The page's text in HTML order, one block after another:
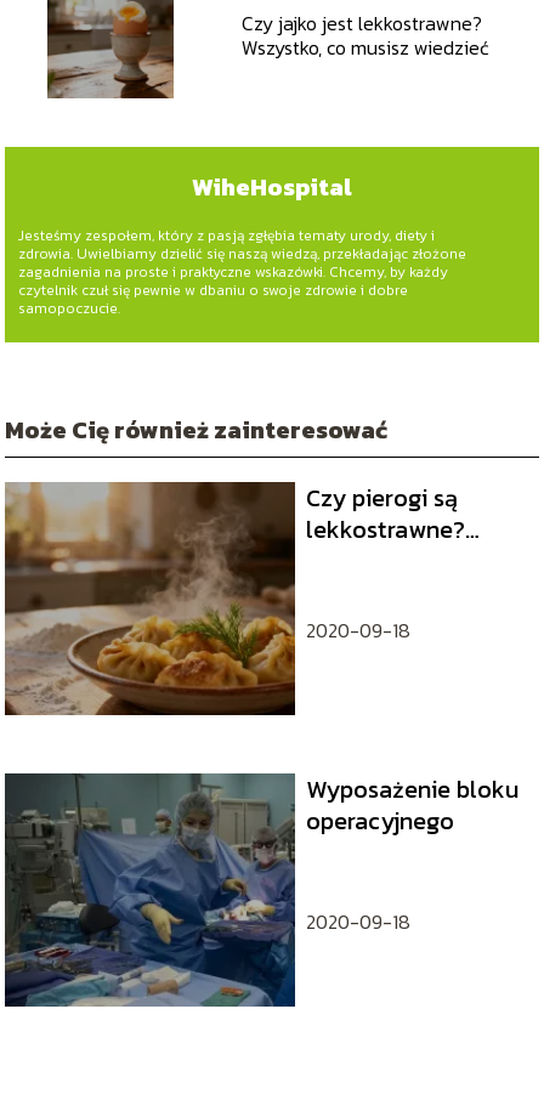
Czy jajko jest lekkostrawne?
Wszystko, co musisz wiedzieć
WiheHospital
Jesteśmy zespołem, który z pasją zgłębia tematy urody, diety i
zdrowia. Uwielbiamy dzielić się naszą wiedzą, przekładając złożone
zagadnienia na proste i praktyczne wskazówki. Chcemy, by każdy
czytelnik czuł się pewnie w dbaniu o swoje zdrowie i dobre
samopoczucie.
Może Cię również zainteresować
Czy pierogi są
lekkostrawne?
2020-09-18
Wyposażenie bloku
operacyjnego
2020-09-18